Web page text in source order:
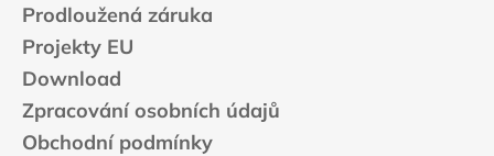
Prodloužená záruka
Projekty EU
Download
Zpracování osobních údajů
Obchodní podmínky